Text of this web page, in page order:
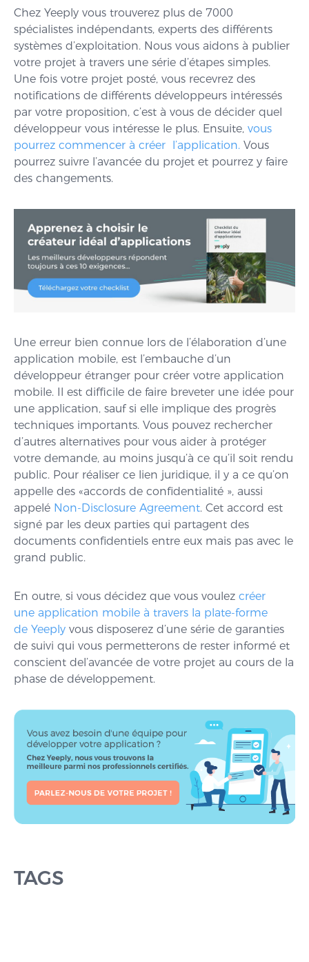
Chez Yeeply vous trouverez plus de 7000
spécialistes indépendants, experts des différents
systèmes d’exploitation. Nous vous aidons à publier
votre projet à travers une série d’étapes simples.
Une fois votre projet posté, vous recevrez des
notifications de différents développeurs intéressés
par votre proposition, c’est à vous de décider quel
développeur vous intéresse le plus. Ensuite, vous
pourrez commencer à créer l’application. Vous
pourrez suivre l’avancée du projet et pourrez y faire
des changements.
Une erreur bien connue lors de l’élaboration d’une
application mobile, est l’embauche d’un
développeur étranger pour créer votre application
mobile. Il est difficile de faire breveter une idée pour
une application, sauf si elle implique des progrès
techniques importants. Vous pouvez rechercher
d’autres alternatives pour vous aider à protéger
votre demande, au moins jusqu’à ce qu’il soit rendu
public. Pour réaliser ce lien juridique, il y a ce qu’on
appelle des «accords de confidentialité », aussi
appelé Non-Disclosure Agreement. Cet accord est
signé par les deux parties qui partagent des
documents confidentiels entre eux mais pas avec le
grand public.
En outre, si vous décidez que vous voulez créer
une application mobile à travers la plate-forme
de Yeeply vous disposerez d’une série de garanties
de suivi qui vous permetterons de rester informé et
conscient del’avancée de votre projet au cours de la
phase de développement.
TAGS